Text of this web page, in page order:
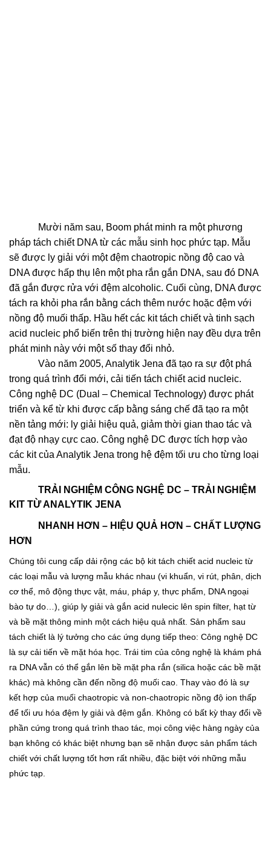
Mười năm sau, Boom phát minh ra một phương
pháp tách chiết DNA từ các mẫu sinh học phức tạp. Mẫu
sẽ được ly giải với một đệm chaotropic nồng độ cao và
DNA được hấp thụ lên một pha rắn gắn DNA, sau đó DNA
đã gắn được rửa với đệm alcoholic. Cuối cùng, DNA được
tách ra khỏi pha rắn bằng cách thêm nước hoặc đệm với
nồng độ muối thấp. Hầu hết các kit tách chiết và tinh sạch
acid nucleic phổ biến trên thị trường hiện nay đều dựa trên
phát minh này với một số thay đổi nhỏ.
Vào năm 2005, Analytik Jena đã tạo ra sự đột phá
trong quá trình đổi mới, cải tiến tách chiết acid nucleic.
Công nghệ DC (Dual – Chemical Technology) được phát
triển và kể từ khi được cấp bằng sáng chế đã tạo ra một
nền tảng mới: ly giải hiệu quả, giảm thời gian thao tác và
đạt độ nhạy cực cao. Công nghệ DC được tích hợp vào
các kit của Analytik Jena trong hệ đệm tối ưu cho từng loại
mẫu.
TRẢI NGHIỆM CÔNG NGHỆ DC – TRẢI NGHIỆM
KIT TỪ ANALYTIK JENA
NHANH HƠN – HIỆU QUẢ HƠN – CHẤT LƯỢNG
HƠN
Chúng tôi cung cấp dải rộng các bộ kit tách chiết acid nucleic từ
các loại mẫu và lượng mẫu khác nhau (vi khuẩn, vi rút, phân, dịch
cơ thể, mô động thực vật, máu, pháp y, thực phẩm, DNA ngoại
bào tự do…), giúp ly giải và gắn acid nulecic lên spin filter, hạt từ
và bề mặt thông minh một cách hiệu quả nhất. Sản phẩm sau
tách chiết là lý tưởng cho các ứng dụng tiếp theo: Công nghệ DC
là sự cải tiến về mặt hóa học. Trái tim của công nghệ là khám phá
ra DNA vẫn có thể gắn lên bề mặt pha rắn (silica hoặc các bề mặt
khác) mà không cần đến nồng độ muối cao. Thay vào đó là sự
kết hợp của muối chaotropic và non-chaotropic nồng độ ion thấp
để tối ưu hóa đệm ly giải và đệm gắn. Không có bất kỳ thay đổi về
phần cứng trong quá trình thao tác, mọi công việc hàng ngày của
bạn không có khác biệt nhưng bạn sẽ nhận được sản phẩm tách
chiết với chất lượng tốt hơn rất nhiều, đặc biệt với những mẫu
phức tạp.